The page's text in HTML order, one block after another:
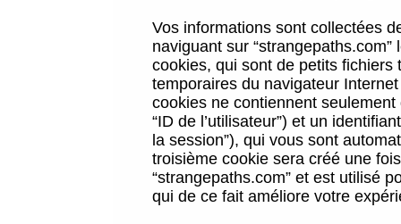
Vos informations sont collectées
naviguant sur
cookies, qui sont de petits
temporaires du navigateur
cookies ne contiennent
“ID de l’utilisateur”) et un
la session”), qui vous sont
troisième cookie sera créé une
“strangepaths.com” et est utilisé
qui de ce fait améliore votre